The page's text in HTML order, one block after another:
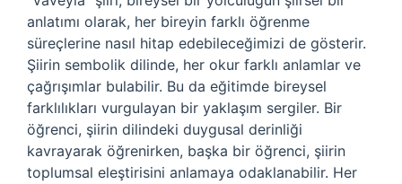
anlatımı olarak, her bireyin farklı öğrenme
süreçlerine nasıl hitap edebileceğimizi de gösterir.
Şiirin sembolik dilinde, her okur farklı anlamlar ve
çağrışımlar bulabilir. Bu da eğitimde bireysel
farklılıkları vurgulayan bir yaklaşım sergiler. Bir
öğrenci, şiirin dilindeki duygusal derinliği
kavrayarak öğrenirken, başka bir öğrenci, şiirin
toplumsal eleştirisini anlamaya odaklanabilir. Her